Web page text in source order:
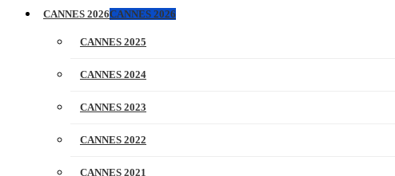
CANNES 2026CANNES 2026
CANNES 2025
CANNES 2024
CANNES 2023
CANNES 2022
CANNES 2021